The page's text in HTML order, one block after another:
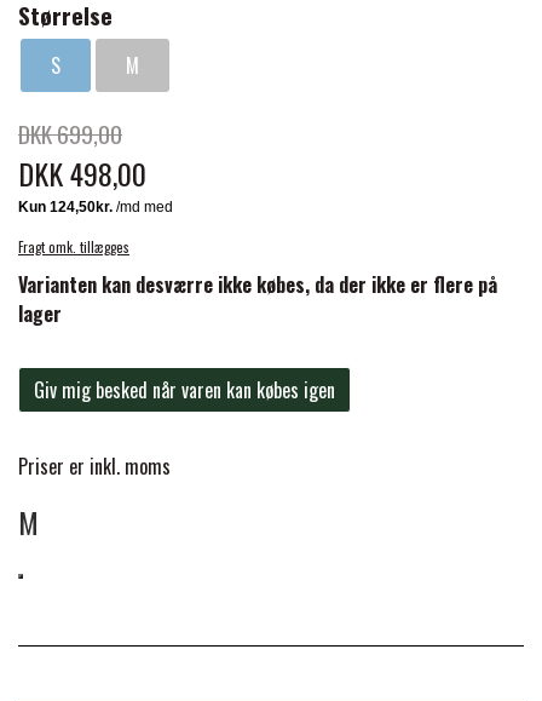
HUER & HALSTØRKLÆDER
GAVEARTIKLER VOKSNE
HESTEBOLCHER & TREATS
STALD & FOLD
TRAVDÆKKEN & TILBEHØR
VOGNE & TILBEHØR
TRAV KUSK
PONYTRAV
PREMIER EQUINE LINERS & DÆKKEN
PREMIER EQUINE WALKER & RIDEDÆKKEN
PREMIER EQUINE INSEKTBESKYTTELSE
PREMIER EQUINE MAGNET & INFRARØD
TERAPI
CARR & DAY & MARTIN
FENWICK LIQUID TITANIUM®
Størrelse
S M
DKK 699,00
DKK 498,00
Fragt omk. tillægges
Varianten kan desværre ikke købes, da der ikke er flere på
lager
Giv mig besked når varen kan købes igen
Priser er inkl. moms
M